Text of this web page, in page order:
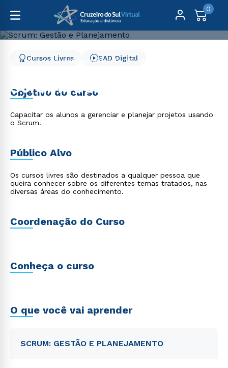
0
Cursos Livres
Engenharia e Tecnologia
Scrum: Gestão e
Planejamento
Cursos Livres EAD Digital
Objetivo do curso
Capacitar os alunos a gerenciar e planejar projetos usando
o Scrum.
Público Alvo
Os cursos livres são destinados a qualquer pessoa que
queira conhecer sobre os diferentes temas tratados, nas
diversas áreas do conhecimento.
Coordenação do Curso
Conheça o curso
O que você vai aprender
SCRUM: GESTÃO E PLANEJAMENTO